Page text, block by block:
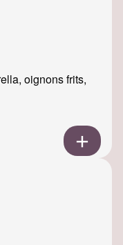
oignons frits,